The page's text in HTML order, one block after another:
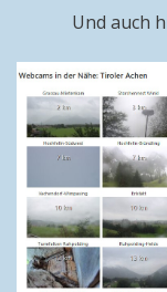
Und auch